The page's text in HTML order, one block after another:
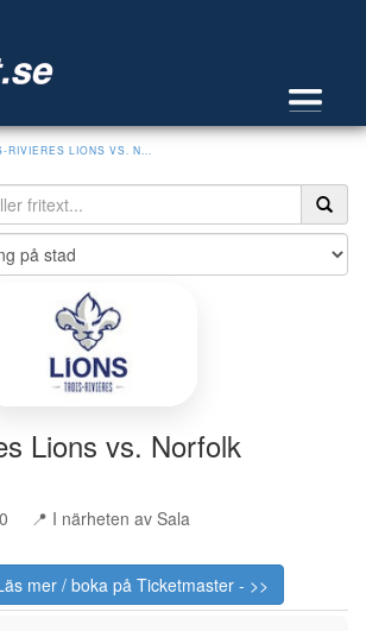
RIVIERES LIONS VS. N...
Lions vs. Norfolk
📍 I närheten av Sala
mer / boka på Ticketmaster - >>